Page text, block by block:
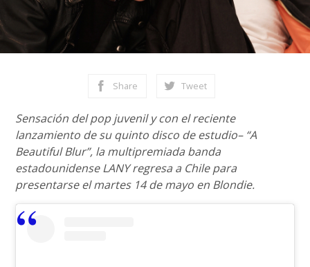
Share Tweet
Sensación del pop juvenil y con el reciente
lanzamiento de su quinto disco de estudio– “A
Beautiful Blur”, la multipremiada banda
estadounidense LANY regresa a Chile para
presentarse el martes 14 de mayo en Blondie.